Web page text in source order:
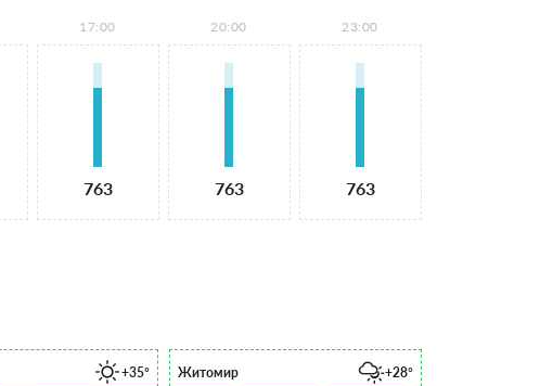
17:00
763
20:00
763
23:00
763
+35° Житомир +28°